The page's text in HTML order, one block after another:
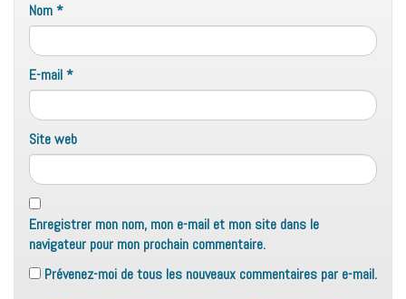
Nom*
E-mail*
Site web
Enregistrer mon nom, mon e-mail et mon site dans le
navigateur pour mon prochain commentaire.
Prévenez-moi de tous les nouveaux commentaires par e-mail.